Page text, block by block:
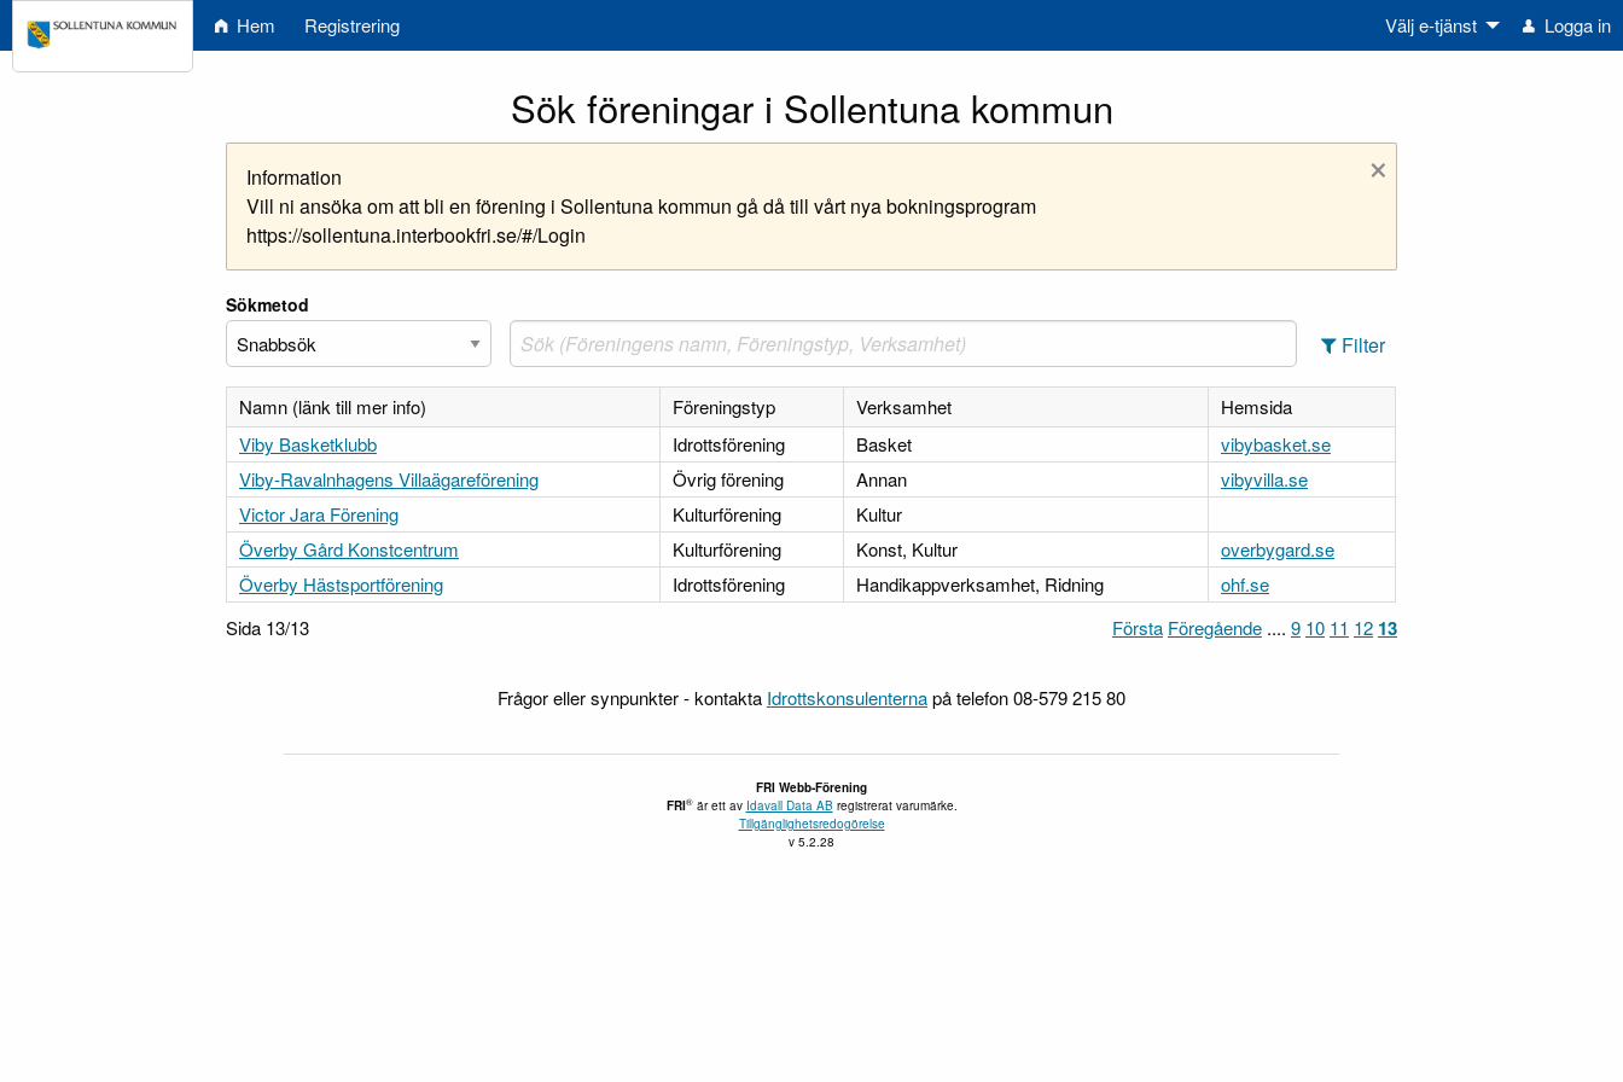
Hem Registrering Välj e-tjänst Logga in
Sök föreningar i Sollentuna kommun
×
Information
Vill ni ansöka om att bli en förening i Sollentuna kommun gå då till vårt nya bokningsprogram
https://sollentuna.interbookfri.se/#/Login
Sökmetod
Filter
Namn (länk till mer info) Föreningstyp Verksamhet
Hemsida
Viby Basketklubb
Idrottsförening Basket
vibybasket.se
Viby-Ravalnhagens Villaägareförening
Övrig förening Annan
vibyvilla.se
Victor Jara Förening
Kulturförening
Kultur
Överby Gård Konstcentrum
Kulturförening Konst, Kultur
overbygard.se
Överby Hästsportförening
Idrottsförening Handikappverksamhet, Ridning
ohf.se
Sida 13/13
Första Föregående .... 9 10 11 12 13
Frågor eller synpunkter - kontakta Idrottskonsulenternapå telefon 08-579 215 80
FRI Webb-Förening
FRI®är ett av Idavall Data AB registrerat varumärke.
Tillgänglighetsredogörelse
v 5.2.28